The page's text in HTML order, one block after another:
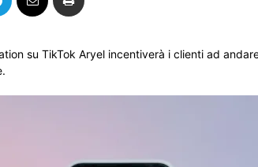
su TikTok Aryel incentiverà i clienti ad